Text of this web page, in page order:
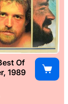
Of
1989